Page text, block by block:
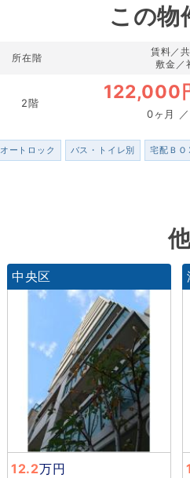
この物
所在階
賃料／
敷金／
2階 122,000
0ヶ月 ／
オートロック バス・トイレ別 宅配ＢＯ
中央区
12.2万円